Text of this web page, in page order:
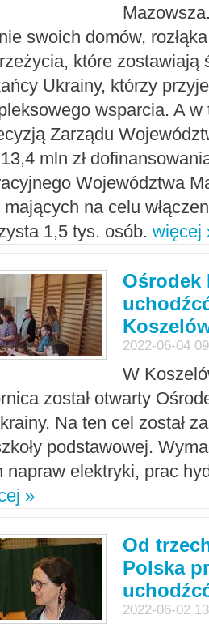
swoich domów,
które zostawiają
Ukrainy, którzy
wsparcia. A w
Zarządu
mln zł
Województwa
mających na celu
1,5 tys. osób. więcej
Ośrodek
2022-06-04
W
został otwarty
Na ten cel został
podstawowej.
napraw elektryki, prac
»
Od
Polska
2022-06-02